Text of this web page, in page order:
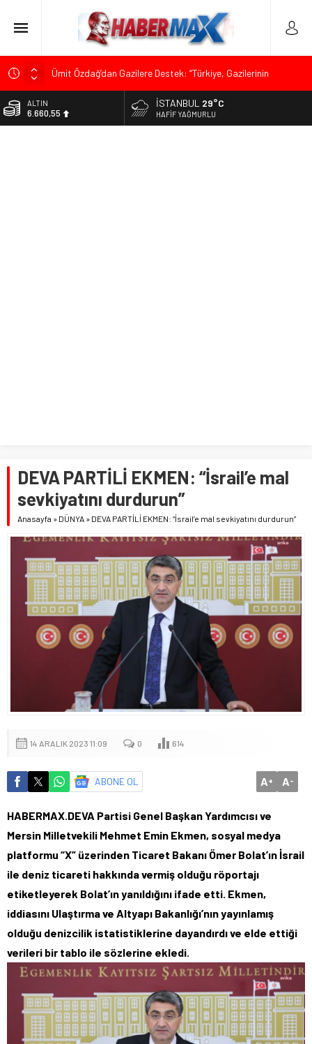
Ümit Özdağ’dan Gazilere Destek: “Türkiye, Gazilerinin
Taleplerini Kabul Etmeli”
TOKDEF Başkanı Fevzi Can Büşürüm’de Sert Konuştu: “Bu
Toprakları Teslim Etmeyeceğiz”
BİST
13.779,39
İSTANBUL 29°C
HAFIF YAĞMURLU
DEVA PARTİLİ EKMEN: “İsrail’e mal
sevkiyatını durdurun”
Anasayfa » DÜNYA » DEVA PARTİLİ EKMEN: “İsrail’e mal sevkiyatını durdurun”
14 ARALIK 2023 11:09 0 614
ABONE OL A+ A-
HABERMAX.DEVA Partisi Genel Başkan Yardımcısı ve
Mersin Milletvekili Mehmet Emin Ekmen, sosyal medya
platformu “X” üzerinden Ticaret Bakanı Ömer Bolat’ın İsrail
ile deniz ticareti hakkında vermiş olduğu röportajı
etiketleyerek Bolat’ın yanıldığını ifade etti. Ekmen,
iddiasını Ulaştırma ve Altyapı Bakanlığı’nın yayınlamış
olduğu denizcilik istatistiklerine dayandırdı ve elde ettiği
verileri bir tablo ile sözlerine ekledi.